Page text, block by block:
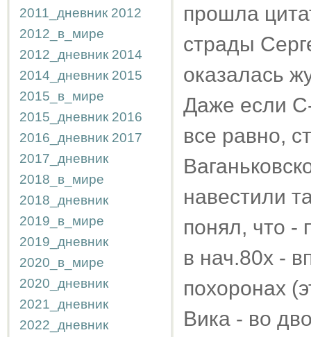
2011_дневник 2012
2012_в_мире
2012_дневник 2014
2014_дневник 2015
2015_в_мире
2015_дневник 2016
2016_дневник 2017
2017_дневник
2018_в_мире
2018_дневник
2019_в_мире
2019_дневник
2020_в_мире
2020_дневник
2021_дневник
2022_дневник
прошла
страды
оказалась
Даже если
все равно,
навестили
понял, что -
в нач.80х -
похоронах
Вика - во